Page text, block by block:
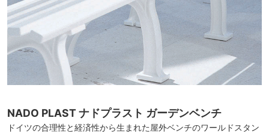
NADO PLAST ナドプラスト ガーデンベンチ
ドイツの合理性と経済性から生まれた屋外ベンチのワールドスタン